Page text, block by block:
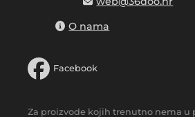
O nama
Facebook
Za proizvode kojih trenutno nema u